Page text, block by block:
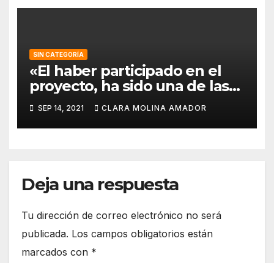
SIN CATEGORÍA
«El haber participado en el
proyecto, ha sido una de las
mejores experiencias que he
vivido, pues a pesar de la
barrera del idioma, he sido
SEP 14, 2021 CLARA MOLINA AMADOR
Deja una respuesta
Tu dirección de correo electrónico no será
publicada. Los campos obligatorios están
marcados con *